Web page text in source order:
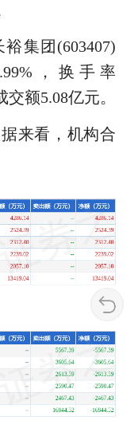
集团(603407)
，换手率
额5.08亿元。
来看，机构合